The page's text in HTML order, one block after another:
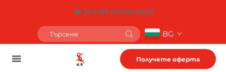
[email protected]
BG
Получете оферта